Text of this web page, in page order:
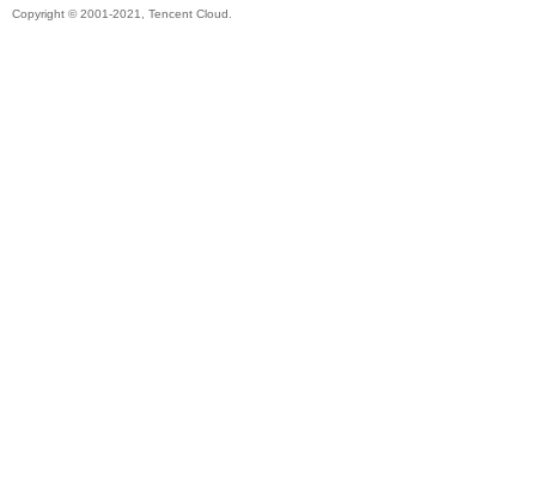
Copyright © 2001-2021, Tencent Cloud.